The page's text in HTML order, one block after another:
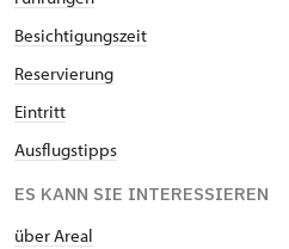
Besichtigungszeit
Reservierung
Eintritt
Ausflugstipps
ES KANN SIE INTERESSIEREN
über Areal